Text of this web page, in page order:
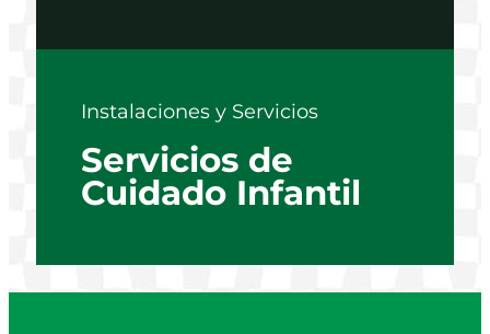
Instalaciones y Servicios
Servicios de
Cuidado Infantil